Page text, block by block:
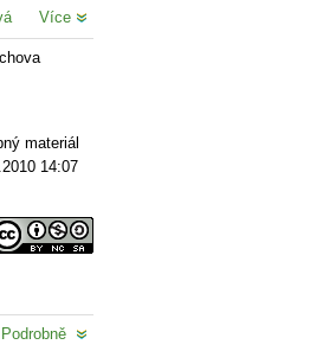
Více
materiál
14:07
Podrobně